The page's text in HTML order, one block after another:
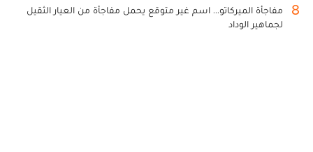
8
مفاجأة الميركاتو... اسم غير متوقع يحمل مفاجأة من العيار الثقيل
لجماهير الوداد